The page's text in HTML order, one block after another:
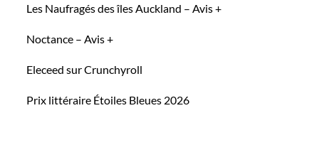
Les Naufragés des îles Auckland – Avis +
Noctance – Avis +
Eleceed sur Crunchyroll
Prix littéraire Étoiles Bleues 2026